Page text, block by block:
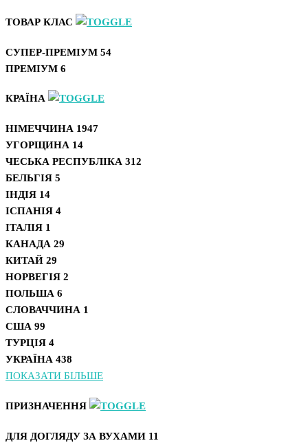
ТОВАР КЛАС
СУПЕР-ПРЕМІУМ 54
ПРЕМІУМ 6
КРАЇНА
НІМЕЧЧИНА 1947
УГОРЩИНА 14
ЧЕСЬКА РЕСПУБЛІКА 312
БЕЛЬГІЯ 5
ІНДІЯ 14
ІСПАНІЯ 4
ІТАЛІЯ 1
КАНАДА 29
КИТАЙ 29
НОРВЕГІЯ 2
ПОЛЬША 6
СЛОВАЧЧИНА 1
США 99
ТУРЦІЯ 4
УКРАЇНА 438
ПОКАЗАТИ БІЛЬШЕ
ПРИЗНАЧЕННЯ
ДЛЯ ДОГЛЯДУ ЗА ВУХАМИ 11